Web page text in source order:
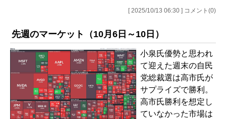
[ 2025/10/13 06:30 ] コメント(0)
先週のマーケット（10月6日～10日）
小泉氏優勢と思われ
て迎えた週末の自民
党総裁選は高市氏が
サプライズで勝利。
高市氏勝利を想定し
ていなかった市場は